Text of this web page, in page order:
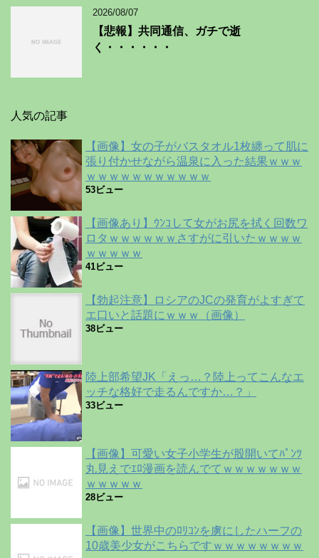
2026/08/07
【悲報】共同通信、ガチで逝
く・・・・・・
人気の記事
【画像】女の子がバスタオル1枚纏って肌に
張り付かせながら温泉に入った結果ｗｗｗ
ｗｗｗｗｗｗｗｗｗｗｗ
53ビュー
【画像あり】ｳﾝｺして女がお尻を拭く回数ワ
ロタｗｗｗｗｗｗさすがに引いたｗｗｗｗ
ｗｗｗｗｗ
41ビュー
【勃起注意】ロシアのJCの発育がよすぎて
エ口いと話題にｗｗｗ（画像）
38ビュー
陸上部希望JK「えっ…？陸上ってこんなエ
ッチな格好で走るんですか…？」
33ビュー
【画像】可愛い女子小学生が股開いてﾊﾟﾝﾂ
丸見えでｴﾛ漫画を読んでてｗｗｗｗｗｗｗ
ｗｗｗｗｗ
28ビュー
【画像】世界中のﾛﾘｺﾝを虜にしたハーフの
10歳美少女がこちらですｗｗｗｗｗｗｗｗ